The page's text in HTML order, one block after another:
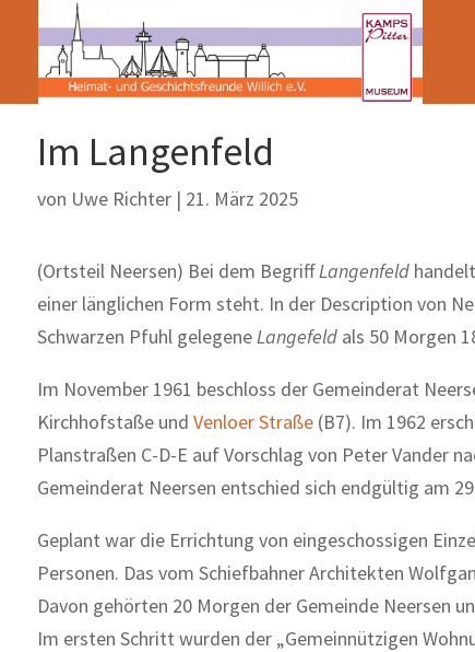
Im Langenfeld
von Uwe Richter| 21. März 2025
(Ortsteil Neersen) Bei dem BegriffLangenfeld
einer länglichen Form steht. In der Description von
Schwarzen Pfuhl gelegene Langefeldals 50 Morgen
Im November 1961 beschloss der Gemeinderat
Kirchhofstaße und Venloer Straße(B7). Im 1962
Planstraßen C-D-E auf Vorschlag von Peter Vander
Gemeinderat Neersen entschied sich endgültig am
Geplant war die Errichtung von eingeschossigen
Personen. Das vom Schiefbahner Architekten
Davon gehörten 20 Morgen der Gemeinde Neersen
Im ersten Schritt wurden der „Gemeinnützigen